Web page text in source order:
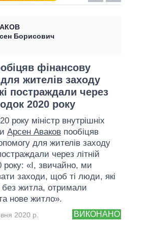
ЕКОНОМІКА
СВІТ
ОФІС
ІНФОГРАФІКА
ПІДТРИМАТИ
ПОЛІТИКІВ
Борисович
фінансову
жителів заходу
постраждали через
2020 року
року міністр внутрішніх
Арсен Аваков пообіцяв
для жителів заходу
через літній
року: «І, звичайно, ми
заходи, щоб ті люди, які
житла, отримали
нове житло».
ВИКОНАНО
2020 р.